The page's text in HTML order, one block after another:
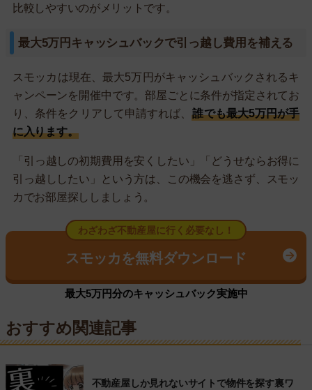
比較しやすいのがメリットです。
最大5万円キャッシュバックで引っ越し費用を補える
スモッカは現在、最大5万円がキャッシュバックされるキ
ャンペーンを開催中です。部屋ごとに条件が指定されてお
り、条件をクリアして申請すれば、誰でも最大5万円が手
に入ります。
「引っ越しの初期費用を安くしたい」「どうせならお得に
引っ越ししたい」という方は、この機会を逃さず、スモッ
カでお部屋探ししましょう。
わざわざ不動産屋に行く必要なし！
スモッカを無料ダウンロード
最大5万円分のキャッシュバック実施中
おすすめ関連記事
不動産屋しか見れないサイトで物件を探す裏ワ